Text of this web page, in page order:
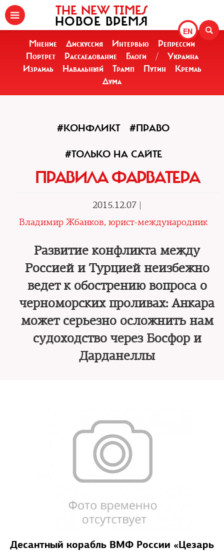
EN
THE NEW TIMES
НОВОЕ ВРЕМЯ
Мнение Дискуссия Интервью
Репрессии
Портрет
Расследование Блоги /
Украина
Израиль
Навальный Трамп Путин
Кремль
Дума
#КОНФЛИКТ #ПРАВО
#ТОЛЬКО НА САЙТЕ
ПРАВИЛА ФАРВАТЕРА
2015.12.07 |
Владимир Жбанков, юрист-международник
Развитие конфликта между
Россией и Турцией неизбежно
ведет к обострению вопроса о
черноморских проливах: Анкара
может серьезно осложнить нам
судоходство через Босфор и
Дарданеллы
Десантный корабль ВМФ России «Цезарь